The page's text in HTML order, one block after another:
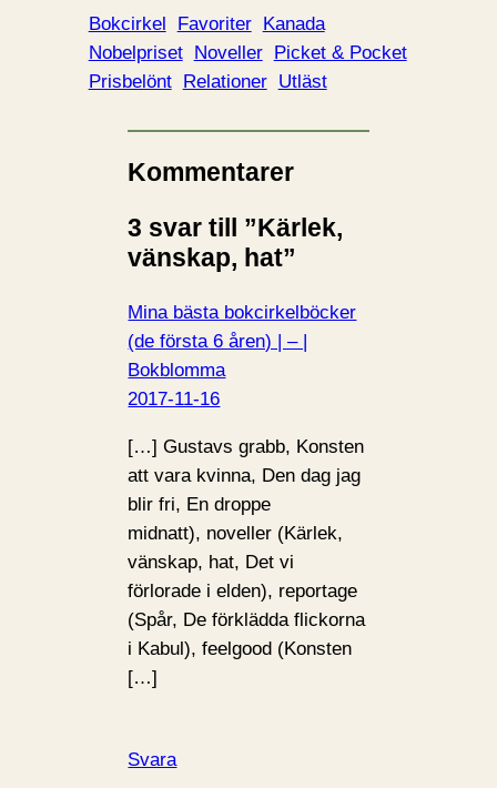
Bokcirkel Favoriter Kanada
Nobelpriset Noveller Picket & Pocket
Prisbelönt Relationer Utläst
Kommentarer
3 svar till ”Kärlek,
vänskap, hat”
Mina bästa bokcirkelböcker
(de första 6 åren) | – |
Bokblomma
2017-11-16
[…] Gustavs grabb, Konsten
att vara kvinna, Den dag jag
blir fri, En droppe
midnatt), noveller (Kärlek,
vänskap, hat, Det vi
förlorade i elden), reportage
(Spår, De förklädda flickorna
i Kabul), feelgood (Konsten
[…]
Svara